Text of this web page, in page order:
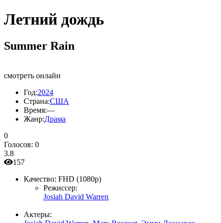
Летний дождь
Summer Rain
смотреть онлайн
Год:2024
Страна:США
Время:—
Жанр:Драма
0
Голосов: 0
3.8
157
Качество: FHD (1080p)
Режиссер:
Josiah David Warren
Актеры: